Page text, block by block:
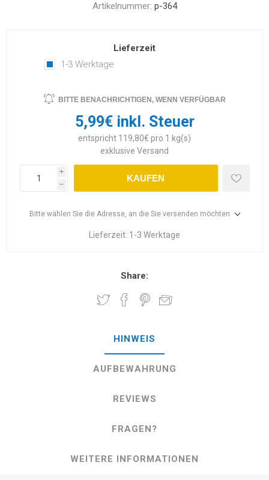
Artikelnummer: p-364
Lieferzeit
1-3 Werktage
BITTE BENACHRICHTIGEN, WENN VERFÜGBAR
5,99€ inkl. Steuer
entspricht 119,80€ pro 1 kg(s)
exklusive Versand
i
h
KAUFEN
Bitte wählen Sie die Adresse, an die Sie versenden möchten
Lieferzeit: 1-3 Werktage
Share:
HINWEIS
AUFBEWAHRUNG
REVIEWS
FRAGEN?
WEITERE INFORMATIONEN